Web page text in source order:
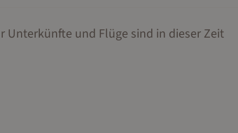
Unterkünfte und Flüge sind in dieser Zeit